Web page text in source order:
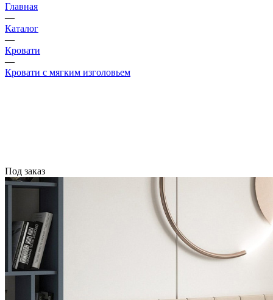
Главная
—
Каталог
—
Кровати
—
Кровати с мягким изголовьем
Под заказ